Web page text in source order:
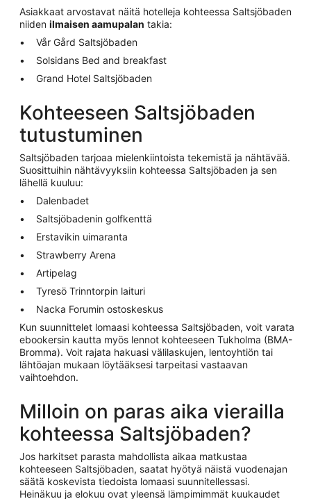
Asiakkaat arvostavat näitä hotelleja kohteessa Saltsjöbaden
niiden ilmaisen aamupalan takia:
Vår Gård Saltsjöbaden
Solsidans Bed and breakfast
Grand Hotel Saltsjöbaden
Kohteeseen Saltsjöbaden
tutustuminen
Saltsjöbaden tarjoaa mielenkiintoista tekemistä ja nähtävää.
Suosittuihin nähtävyyksiin kohteessa Saltsjöbaden ja sen
lähellä kuuluu:
Dalenbadet
Saltsjöbadenin golfkenttä
Erstavikin uimaranta
Strawberry Arena
Artipelag
Tyresö Trinntorpin laituri
Nacka Forumin ostoskeskus
Kun suunnittelet lomaasi kohteessa Saltsjöbaden, voit varata
ebookersin kautta myös lennot kohteeseen Tukholma (BMA-
Bromma). Voit rajata hakuasi välilaskujen, lentoyhtiön tai
lähtöajan mukaan löytääksesi tarpeitasi vastaavan
vaihtoehdon.
Milloin on paras aika vierailla
kohteessa Saltsjöbaden?
Jos harkitset parasta mahdollista aikaa matkustaa
kohteeseen Saltsjöbaden, saatat hyötyä näistä vuodenajan
säätä koskevista tiedoista lomaasi suunnitellessasi.
Heinäkuu ja elokuu ovat yleensä lämpimimmät kuukaudet